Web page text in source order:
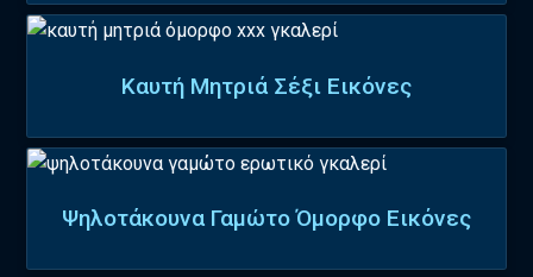
Καυτή Μητριά Σέξι Εικόνες
Ψηλοτάκουνα Γαμώτο Όμορφο Εικόνες